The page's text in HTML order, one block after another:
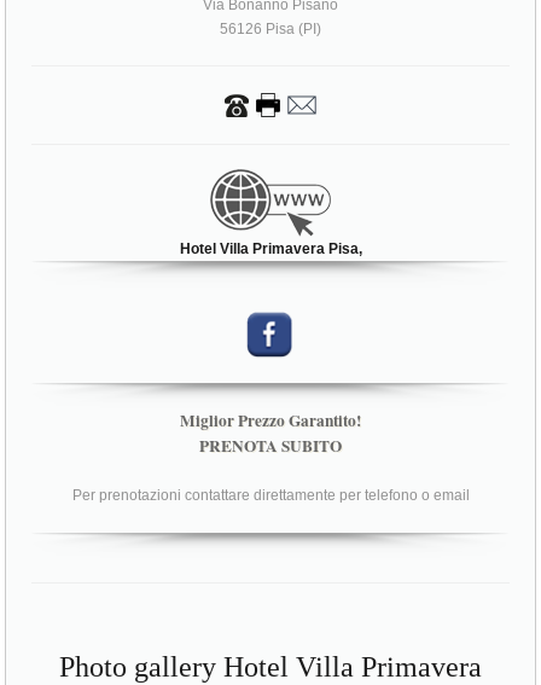
Via Bonanno Pisano
56126 Pisa (PI)
Hotel Villa Primavera Pisa,
Miglior Prezzo Garantito!
PRENOTA SUBITO
Per prenotazioni contattare direttamente per telefono o email
Photo gallery Hotel Villa Primavera